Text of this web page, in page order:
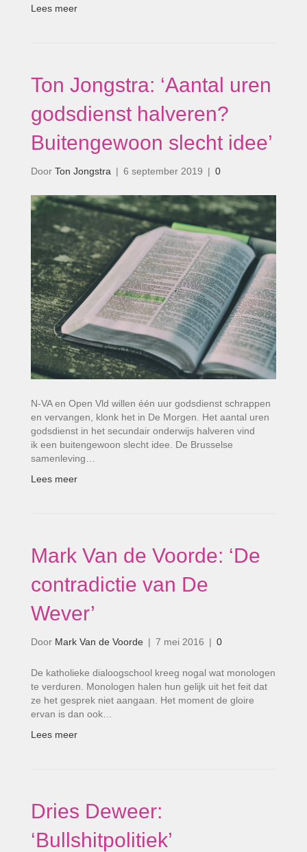
Lees meer
Ton Jongstra: ‘Aantal uren
godsdienst halveren?
Buitengewoon slecht idee’
Door Ton Jongstra | 6 september 2019 | 0
N-VA en Open Vld willen één uur godsdienst schrappen
en vervangen, klonk het in De Morgen. Het aantal uren
godsdienst in het secundair onderwijs halveren vind
ik een buitengewoon slecht idee. De Brusselse
samenleving…
Lees meer
Mark Van de Voorde: ‘De
contradictie van De
Wever’
Door Mark Van de Voorde | 7 mei 2016 | 0
De katholieke dialoogschool kreeg nogal wat monologen
te verduren. Monologen halen hun gelijk uit het feit dat
ze het gesprek niet aangaan. Het moment de gloire
ervan is dan ook…
Lees meer
Dries Deweer:
‘Bullshitpolitiek’